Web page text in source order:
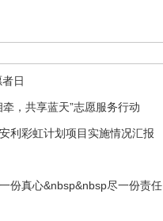
日
，共享蓝天”志愿服务行动
利彩虹计划项目实施情况汇报
份真心&nbsp&nbsp尽一份责任